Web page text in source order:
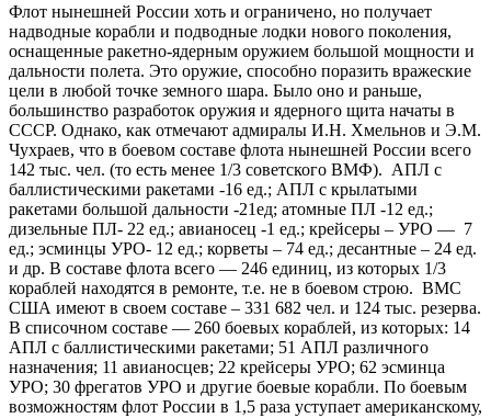
Флот нынешней России хоть и ограничено, но получает
надводные корабли и подводные лодки нового поколения,
оснащенные ракетно-ядерным оружием большой мощности и
дальности полета. Это оружие, способно поразить вражеские
цели в любой точке земного шара. Было оно и раньше,
большинство разработок оружия и ядерного щита начаты в
СССР. Однако, как отмечают адмиралы И.Н. Хмельнов и Э.М.
Чухраев, что в боевом составе флота нынешней России всего
142 тыс. чел. (то есть менее 1/3 советского ВМФ). АПЛ с
баллистическими ракетами -16 ед.; АПЛ с крылатыми
ракетами большой дальности -21ед; атомные ПЛ -12 ед.;
дизельные ПЛ- 22 ед.; авианосец -1 ед.; крейсеры – УРО — 7
ед.; эсминцы УРО- 12 ед.; корветы – 74 ед.; десантные – 24 ед.
и др. В составе флота всего — 246 единиц, из которых 1/3
кораблей находятся в ремонте, т.е. не в боевом строю. ВМС
США имеют в своем составе – 331 682 чел. и 124 тыс. резерва.
В списочном составе — 260 боевых кораблей, из которых: 14
АПЛ с баллистическими ракетами; 51 АПЛ различного
назначения; 11 авианосцев; 22 крейсеры УРО; 62 эсминца
УРО; 30 фрегатов УРО и другие боевые корабли. По боевым
возможностям флот России в 1,5 раза уступает американскому,